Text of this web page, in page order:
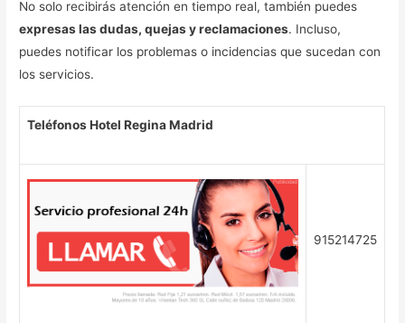
No solo recibirás atención en tiempo real, también puedes
expresas las dudas, quejas y reclamaciones. Incluso,
puedes notificar los problemas o incidencias que sucedan con
los servicios.
Teléfonos Hotel Regina Madrid
915214725